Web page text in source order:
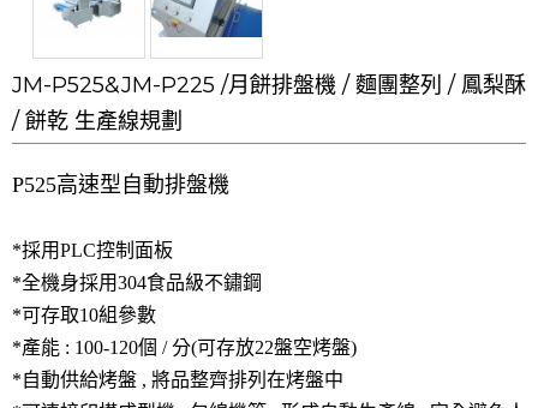
JM-P525&JM-P225 /月餅排盤機 / 麵團整列 / 鳳梨酥
/ 餅乾 生產線規劃
P525高速型自動排盤機
*採用PLC控制面板
*全機身採用304食品級不鏽鋼
*可存取10組參數
*產能 : 100-120個 / 分(可存放22盤空烤盤)
*自動供給烤盤 , 將品整齊排列在烤盤中